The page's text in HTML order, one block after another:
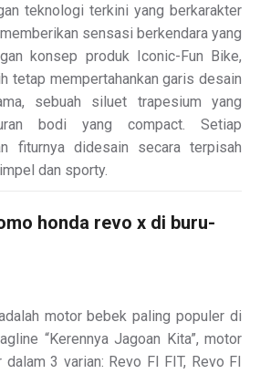
teknologi terkini yang berkarakter
sensasi berkendara yang
konsep produk Iconic-Fun Bike,
tetap mempertahankan garis desain
sebuah siluet trapesium yang
bodi yang compact. Setiap
fiturnya didesain secara terpisah
dan sporty.
honda revo x di buru-
motor bebek paling populer di
“Kerennya Jagoan Kita”, motor
3 varian: Revo FI FIT, Revo FI